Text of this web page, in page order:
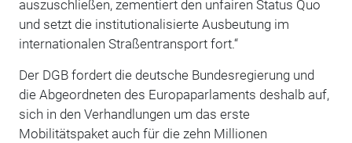
auszuschließen, zementiert den unfairen Status Quo
und setzt die institutionalisierte Ausbeutung im
internationalen Straßentransport fort.“
Der DGB fordert die deutsche Bundesregierung und
die Abgeordneten des Europaparlaments deshalb auf,
sich in den Verhandlungen um das erste
Mobilitätspaket auch für die zehn Millionen